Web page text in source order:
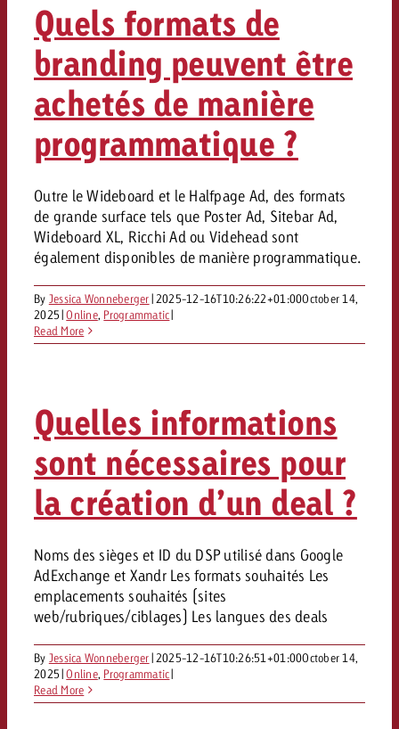
Quels formats de
branding peuvent être
achetés de manière
programmatique ?
Outre le Wideboard et le Halfpage Ad, des formats
de grande surface tels que Poster Ad, Sitebar Ad,
Wideboard XL, Ricchi Ad ou Videhead sont
également disponibles de manière programmatique.
By Jessica Wonneberger| 2025-12-16T10:26:22+01:00October 14,
2025|Online, Programmatic|
Read More
Quelles informations
sont nécessaires pour
la création d’un deal ?
Noms des sièges et ID du DSP utilisé dans Google
AdExchange et Xandr Les formats souhaités Les
emplacements souhaités (sites
web/rubriques/ciblages) Les langues des deals
By Jessica Wonneberger| 2025-12-16T10:26:51+01:00October 14,
2025|Online, Programmatic|
Read More